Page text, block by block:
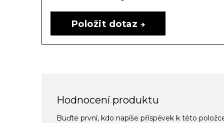
Položit dotaz
Hodnocení produktu
Buďte první, kdo napíše příspěvek k této